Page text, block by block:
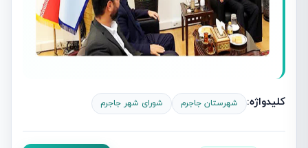
کلیدواژه: شهرستان جاجرم شورای شهر جاجرم